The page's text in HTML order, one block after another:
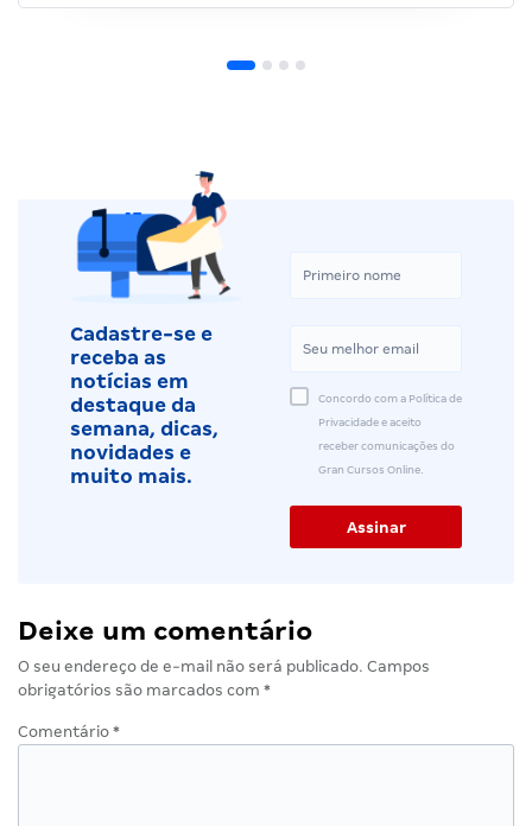
Cadastre-se e
receba as
notícias em
destaque da
semana, dicas,
novidades e
muito mais.
Concordo com a Política de
Privacidade e aceito
receber comunicações do
Gran Cursos Online.
Deixe um comentário
O seu endereço de e-mail não será publicado. Campos
obrigatórios são marcados com *
Comentário *